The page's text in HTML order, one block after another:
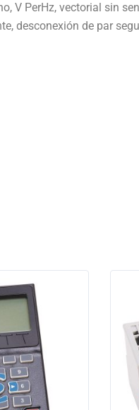
V PerHz, vectorial sin
desconexión de par